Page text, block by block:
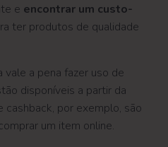
e encontrar um custo-
ter produtos de qualidade
vale a pena fazer uso de
disponíveis a partir da
por exemplo, são
um item online.